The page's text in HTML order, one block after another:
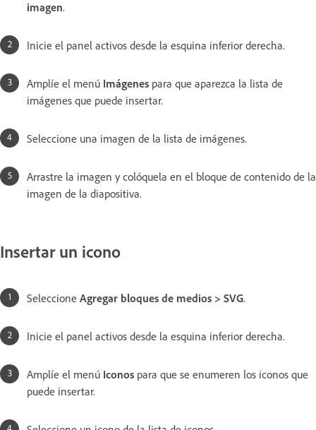
imagen.
Inicie el panel activos desde la esquina inferior derecha.
Amplíe el menú Imágenes para que aparezca la lista de
imágenes que puede insertar.
Seleccione una imagen de la lista de imágenes.
Arrastre la imagen y colóquela en el bloque de contenido de la
imagen de la diapositiva.
Insertar un icono
Seleccione Agregar bloques de medios > SVG.
Inicie el panel activos desde la esquina inferior derecha.
Amplíe el menú Iconos para que se enumeren los iconos que
puede insertar.